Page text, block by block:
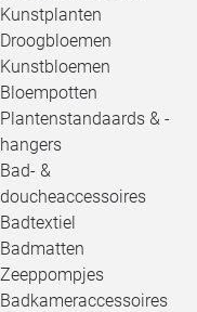
Kunstplanten
Droogbloemen
Kunstbloemen
Bloempotten
Plantenstandaards & -
hangers
Bad- &
doucheaccessoires
Badtextiel
Badmatten
Zeeppompjes
Badkameraccessoires